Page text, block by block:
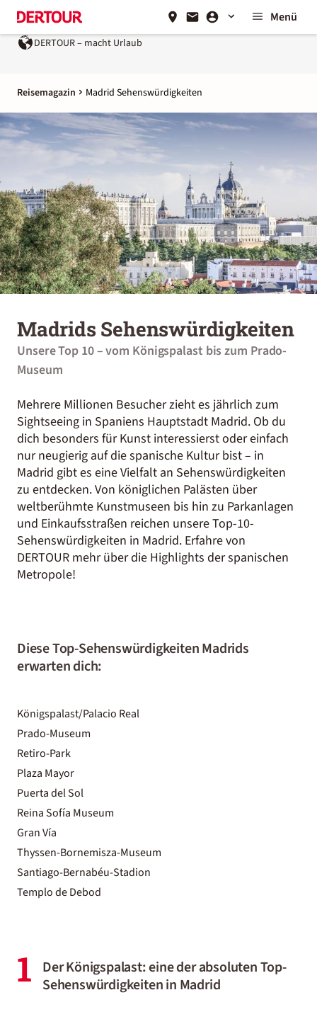
Menü
Ein Unternehmen derREWE Group
Reisemagazin Madrid Sehenswürdigkeiten
Madrids Sehenswürdigkeiten
Unsere Top 10 – vom Königspalast bis zum Prado-
Museum
Mehrere Millionen Besucher zieht es jährlich zum
Sightseeing in Spaniens Hauptstadt Madrid. Ob du
dich besonders für Kunst interessierst oder einfach
nur neugierig auf die spanische Kultur bist – in
Madrid gibt es eine Vielfalt an Sehenswürdigkeiten
zu entdecken. Von königlichen Palästen über
weltberühmte Kunstmuseen bis hin zu Parkanlagen
und Einkaufsstraßen reichen unsere Top-10-
Sehenswürdigkeiten in Madrid. Erfahre von
DERTOUR mehr über die Highlights der spanischen
Metropole!
Diese Top-Sehenswürdigkeiten Madrids
erwarten dich:
Königspalast/Palacio Real
Prado-Museum
Retiro-Park
Plaza Mayor
Puerta del Sol
Reina Sofía Museum
Gran Vía
Thyssen-Bornemisza-Museum
Santiago-Bernabéu-Stadion
Templo de Debod
1
Der Königspalast: eine der absoluten Top-
Sehenswürdigkeiten in Madrid